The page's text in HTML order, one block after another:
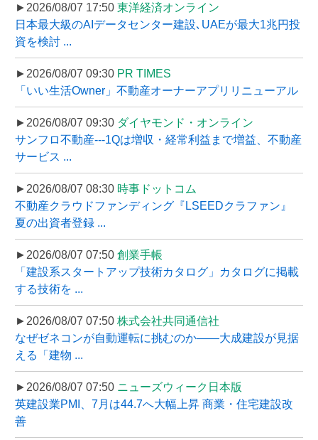
►2026/08/07 17:50 東洋経済オンライン
日本最大級のAIデータセンター建設､UAEが最大1兆円投
資を検討 ...
►2026/08/07 09:30 PR TIMES
「いい生活Owner」不動産オーナーアプリリニューアル
►2026/08/07 09:30 ダイヤモンド・オンライン
サンフロ不動産---1Qは増収・経常利益まで増益、不動産
サービス ...
►2026/08/07 08:30 時事ドットコム
不動産クラウドファンディング『LSEEDクラファン』
夏の出資者登録 ...
►2026/08/07 07:50 創業手帳
「建設系スタートアップ技術カタログ」カタログに掲載
する技術を ...
►2026/08/07 07:50 株式会社共同通信社
なぜゼネコンが自動運転に挑むのか――大成建設が見据
える「建物 ...
►2026/08/07 07:50 ニューズウィーク日本版
英建設業PMI、7月は44.7へ大幅上昇 商業・住宅建設改
善